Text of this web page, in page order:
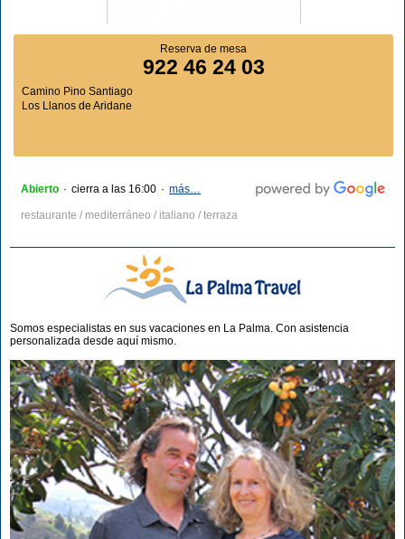
Reserva de mesa
922 46 24 03
Camino Pino Santiago
Los Llanos de Aridane
Abierto · cierra a las 16:00 · más…
restaurante / mediterráneo / italiano / terraza
Somos especialistas en sus vacaciones en La Palma. Con asistencia
personalizada desde aquí mismo.